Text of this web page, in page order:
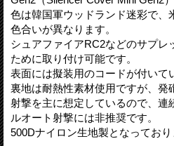
色は韓国軍ウッドランド迷彩で、
色合いが異なります。
シュアファイアRC2などのサプレ
ために取り付け可能です。
表面には擬装用のコードが付いて
裏地は耐熱性素材使用ですが、発
射撃を主に想定しているので、連
ルオート射撃には非推奨です。
500Dナイロン生地製となっており